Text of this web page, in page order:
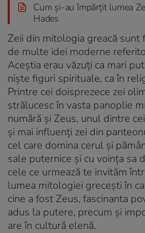
Cum și-au împărțit lumea
Hades
Zeii din mitologia greacă sunt
de multe idei moderne
Aceștia erau văzuți ca mari
niște figuri spirituale, ca în
Printre cei doisprezece zei
strălucesc în vasta panoplie
numără și Zeus, unul dintre
și mai influenți zei din
cel care domina cerul și
sale puternice și cu voința sa
cele ce urmează te invităm
lumea mitologiei grecești în
cine a fost Zeus, fascinanta
adus la putere, precum și
are în cultură elenă.